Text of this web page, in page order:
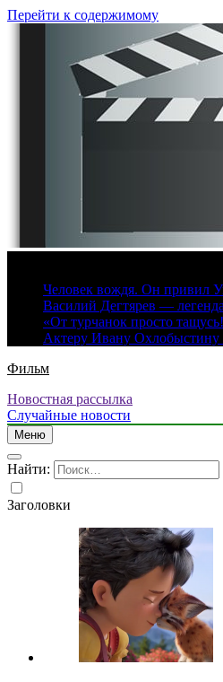
Перейти к содержимому
Человек вождя. Он привил
Василий Дегтярев —
«От турчанок просто
Актеру Ивану Охлобыстину
Фильм
Новостная рассылка
Случайные новости
Меню
Найти:
Заголовки